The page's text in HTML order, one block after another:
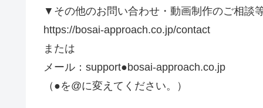
▼その他のお問い合わせ・動画制作のご相談
https://bosai-approach.co.jp/contact
または
メール：support●bosai-approach.co.jp
（●を@に変えてください。）